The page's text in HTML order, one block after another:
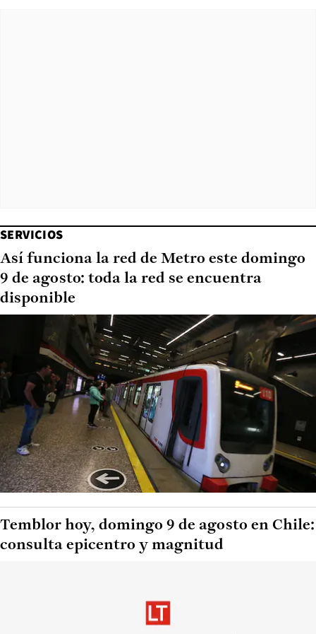
SERVICIOS
Así funciona la red de Metro este domingo
9 de agosto: toda la red se encuentra
disponible
Temblor hoy, domingo 9 de agosto en Chile:
consulta epicentro y magnitud